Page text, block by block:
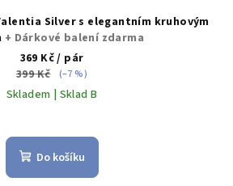
Silver s elegantním kruhovým
+ Dárkové balení zdarma
369 Kč/ pár
399 Kč
(–7 %)
Skladem | Sklad B
Do košíku